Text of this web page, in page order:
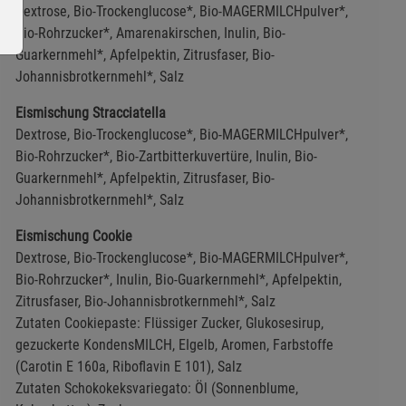
Dextrose, Bio-Trockenglucose*, Bio-MAGERMILCHpulver*,
Bio-Rohrzucker*, Amarenakirschen, Inulin, Bio-
Guarkernmehl*, Apfelpektin, Zitrusfaser, Bio-
Johannisbrotkernmehl*, Salz
Eismischung Stracciatella
Dextrose, Bio-Trockenglucose*, Bio-MAGERMILCHpulver*,
Bio-Rohrzucker*, Bio-Zartbitterkuvertüre, Inulin, Bio-
Guarkernmehl*, Apfelpektin, Zitrusfaser, Bio-
Johannisbrotkernmehl*, Salz
Eismischung Cookie
Dextrose, Bio-Trockenglucose*, Bio-MAGERMILCHpulver*,
Bio-Rohrzucker*, Inulin, Bio-Guarkernmehl*, Apfelpektin,
Zitrusfaser, Bio-Johannisbrotkernmehl*, Salz
Zutaten Cookiepaste: Flüssiger Zucker, Glukosesirup,
gezuckerte KondensMILCH, EIgelb, Aromen, Farbstoffe
(Carotin E 160a, Riboflavin E 101), Salz
Zutaten Schokokeksvariegato: Öl (Sonnenblume,